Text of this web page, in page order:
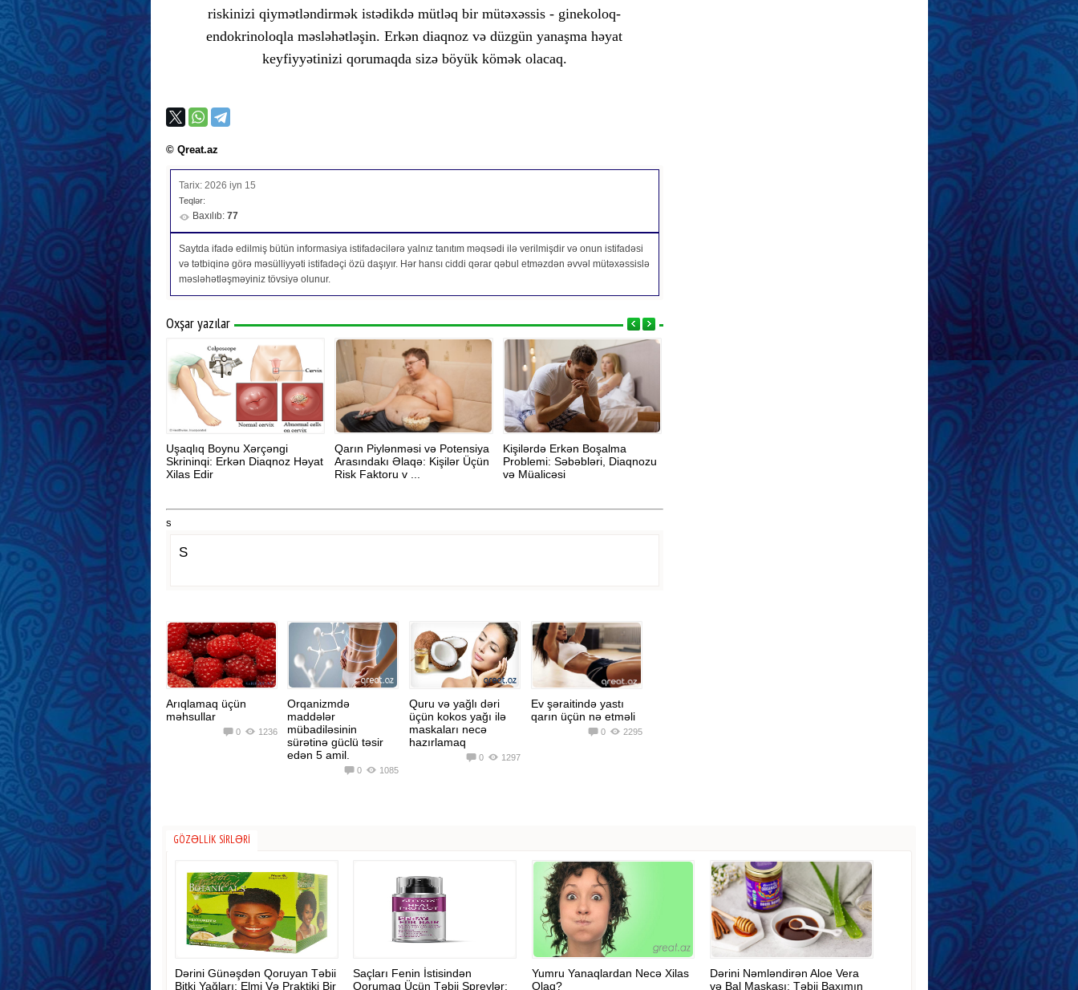
riskinizi qiymətləndirmək istədikdə mütləq bir mütəxəssis - ginekoloq-
endokrinoloqla məsləhətləşin. Erkən diaqnoz və düzgün yanaşma həyat
keyfiyyətinizi qorumaqda sizə böyük kömək olacaq.
© Qreat.az
Tarix: 2026 iyn 15
Teqlər:
Baxılıb: 77
Saytda ifadə edilmiş bütün informasiya istifadəcilərə yalnız tanıtım məqsədi ilə verilmişdir və onun istifadəsi
və tətbiqinə görə məsülliyyəti istifadəçi özü daşıyır. Hər hansı ciddi qərar qəbul etməzdən əvvəl mütəxəssislə
məsləhətləşməyiniz tövsiyə olunur.
Oxşar yazılar
Uşaqlıq Boynu Xərçəngi
Skrininqi: Erkən Diaqnoz Həyat
Xilas Edir
Qarın Piylənməsi və Potensiya
Arasındakı Əlaqə: Kişilər Üçün
Risk Faktoru v ...
Kişilərdə Erkən Boşalma
Problemi: Səbəbləri, Diaqnozu
və Müalicəsi
s
S
Arıqlamaq üçün
məhsullar
1236
0
Orqanizmdə
maddələr
mübadiləsinin
sürətinə güclü təsir
edən 5 amil.
1085
0
Quru və yağlı dəri
üçün kokos yağı ilə
maskaları necə
hazırlamaq
1297
0
Ev şəraitində yastı
qarın üçün nə etməli
2295
0
GÖZƏLLIK SIRLƏRI
Dərini Günəşdən Qoruyan Təbii
Bitki Yağları: Elmi Və Praktiki Bir
Saçları Fenin İstisindən
Qorumaq Üçün Təbii Spreylər:
Yumru Yanaqlardan Necə Xilas
Olaq?
Dərini Nəmləndirən Aloe Vera
və Bal Maskası: Təbii Baxımın